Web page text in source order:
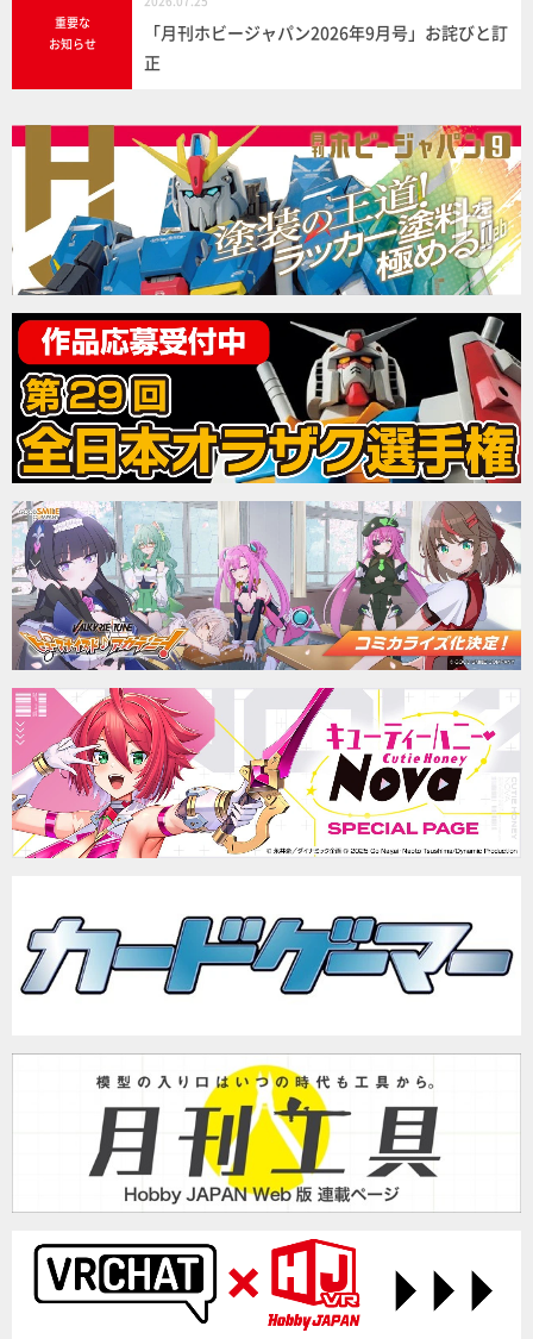
重要な
お知らせ
「月刊ホビージャパン2026年9月号」お詫びと訂
正